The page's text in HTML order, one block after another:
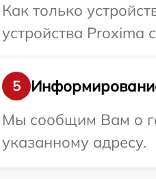
Как только
устройства Proxima
5
Мы сообщим Вам о
указанному адресу.